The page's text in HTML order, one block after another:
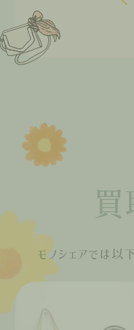
モノシェアでは以